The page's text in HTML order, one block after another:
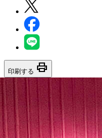
印刷する print